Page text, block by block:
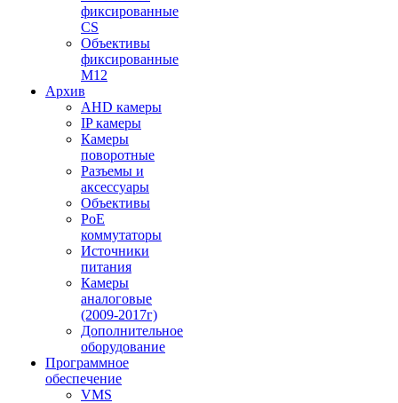
фиксированные
CS
Объективы
фиксированные
М12
Архив
AHD камеры
IP камеры
Камеры
поворотные
Разъемы и
аксессуары
Объективы
PoE
коммутаторы
Источники
питания
Камеры
аналоговые
(2009-2017г)
Дополнительное
оборудование
Программное
обеспечение
VMS